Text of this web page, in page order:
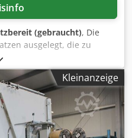
(gebraucht), Die
ausgelegt, die zu
mit Wattevliesen
Matratzenabmessungen:
6-8bar,
850kg,
Steuerung und
vor Ort ist möglich.
Kleinanzeige